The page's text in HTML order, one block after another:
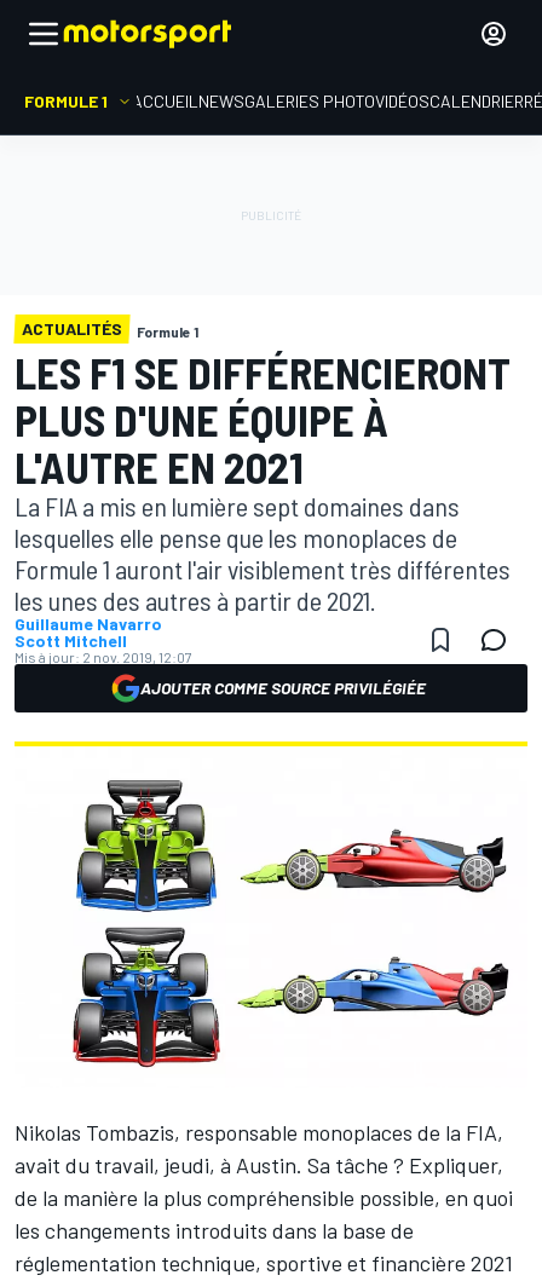
FORMULE 1 ACCUEIL NEWSGALERIES PHOTOVIDÉOSCALENDRIER
ACTUALITÉS Formule 1
LES F1 SE DIFFÉRENCIERONT
PLUS D'UNE ÉQUIPE À
L'AUTRE EN 2021
La FIA a mis en lumière sept domaines dans
lesquelles elle pense que les monoplaces de
Formule 1 auront l'air visiblement très différentes
les unes des autres à partir de 2021.
Guillaume Navarro
Scott Mitchell
Mis à jour: 2 nov. 2019, 12:07
AJOUTER COMME SOURCE PRIVILÉGIÉE
Nikolas Tombazis, responsable monoplaces de la FIA,
avait du travail, jeudi, à Austin. Sa tâche ? Expliquer,
de la manière la plus compréhensible possible, en quoi
les changements introduits dans la base de
réglementation technique, sportive et financière 2021